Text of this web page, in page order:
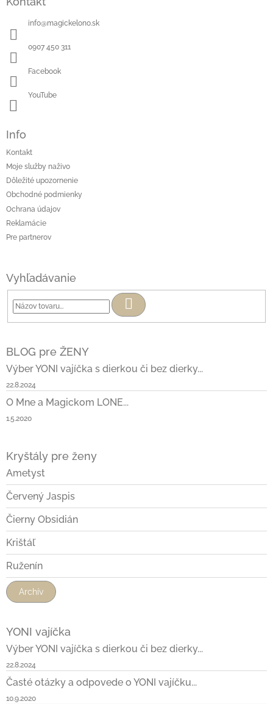
info@magickelono.sk
0907 450 311
Facebook
YouTube
Info
Kontakt
Moje služby naživo
Dôležité upozornenie
Obchodné podmienky
Ochrana údajov
Reklamácie
Pre partnerov
Vyhľadávanie
Hľadať
BLOG pre ŽENY
Výber YONI vajíčka s dierkou či bez dierky...
22.8.2024
O Mne a Magickom LONE...
1.5.2020
Kryštály pre ženy
Ametyst
Červený Jaspis
Čierny Obsidián
Krištáľ
Ruženín
Archív
YONI vajíčka
Výber YONI vajíčka s dierkou či bez dierky...
22.8.2024
Časté otázky a odpovede o YONI vajíčku...
10.9.2020